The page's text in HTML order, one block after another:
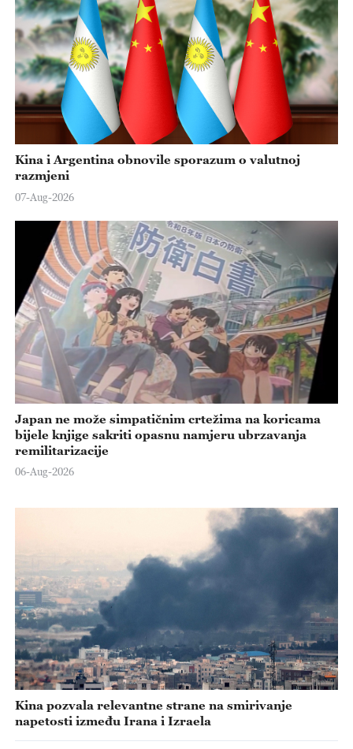
Kina i Argentina obnovile sporazum o valutnoj
razmjeni
07-Aug-2026
Japan ne može simpatičnim crtežima na koricama
bijele knjige sakriti opasnu namjeru ubrzavanja
remilitarizacije
06-Aug-2026
Kina pozvala relevantne strane na smirivanje
napetosti između Irana i Izraela